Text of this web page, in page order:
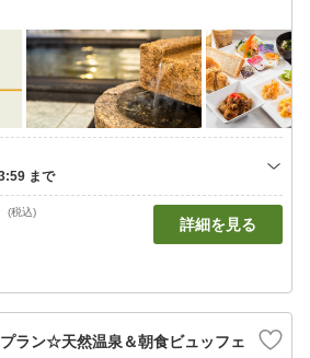
(税込)
詳細を見る
プラン☆天然温泉＆朝食ビュッフェ